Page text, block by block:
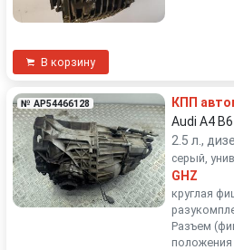
В корзину
№ AP54466128
КПП
Audi A4
2.5 л.,
серый,
GHZ
круглая
Разъем
положения